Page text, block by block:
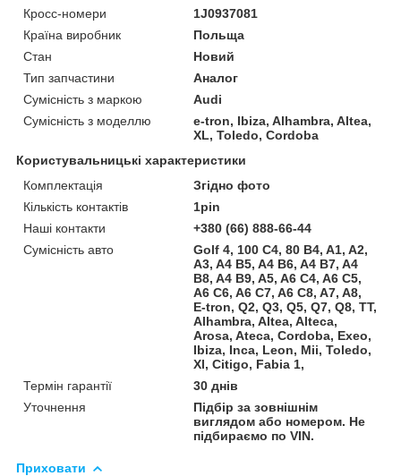
Кросс-номери
1J0937081
Країна виробник
Польща
Стан
Новий
Тип запчастини
Аналог
Сумісність з маркою
Audi
Сумісність з моделлю
e-tron, Ibiza, Alhambra, Altea,
XL, Toledo, Cordoba
Користувальницькі характеристики
Комплектація
Згідно фото
Кількість контактів
1pin
Наші контакти
+380 (66) 888-66-44
Сумісність авто
Golf 4, 100 C4, 80 B4, A1, A2,
A3, A4 B5, A4 B6, A4 B7, A4
B8, A4 B9, A5, A6 C4, A6 C5,
A6 C6, A6 C7, A6 C8, A7, A8,
E-tron, Q2, Q3, Q5, Q7, Q8, TT,
Alhambra, Altea, Alteca,
Arosa, Ateca, Cordoba, Exeo,
Ibiza, Inca, Leon, Mii, Toledo,
Xl, Citigo, Fabia 1,
Термін гарантії
30 днів
Уточнення
Підбір за зовнішнім
виглядом або номером. Не
підбираємо по VIN.
Приховати